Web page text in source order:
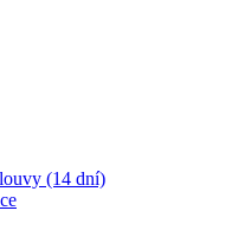
(14 dní)